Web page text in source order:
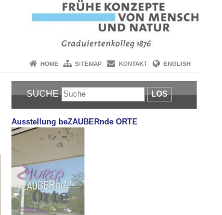
HOME SITEMAP KONTAKT ENGLISH
SUCHE LOS
Ausstellung beZAUBERnde ORTE